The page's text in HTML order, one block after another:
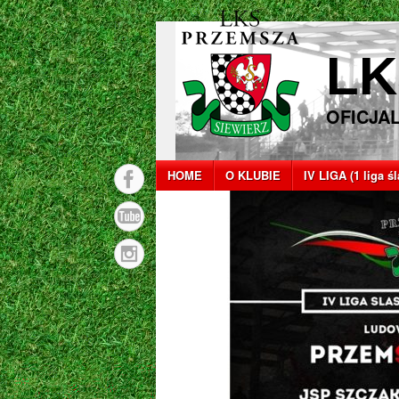
HOME O KLUBIE IV LIGA (1 liga